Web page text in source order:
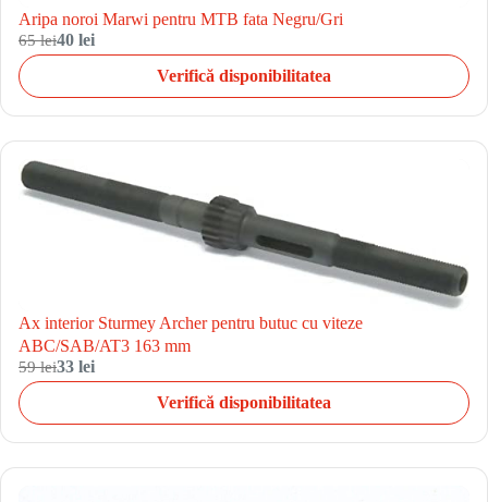
Aripa noroi Marwi pentru MTB fata Negru/Gri
65 lei40 lei
Verifică disponibilitatea
Ax interior Sturmey Archer pentru butuc cu viteze
ABC/SAB/AT3 163 mm
59 lei33 lei
Verifică disponibilitatea